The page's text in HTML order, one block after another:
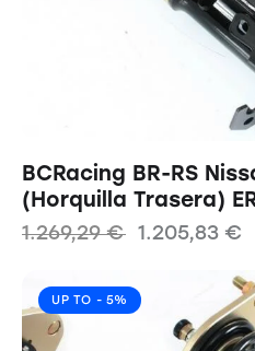
BCRacing BR-RS
(Horquilla Trasera)
1.269,29€ 1.205,83 €
UP TO - 5%